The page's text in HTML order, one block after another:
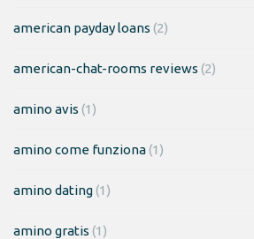
american payday loans (2)
american-chat-rooms reviews (2)
amino avis (1)
amino come funziona(1)
amino dating(1)
amino gratis (1)